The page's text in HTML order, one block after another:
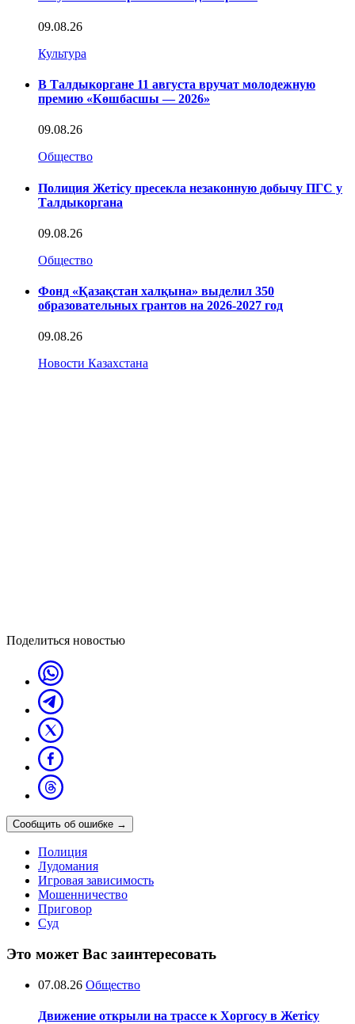
09.08.26
Культура
В Талдыкоргане 11 августа вручат молодежную
премию «Көшбасшы — 2026»
09.08.26
Общество
Полиция Жетісу пресекла незаконную добычу ПГС у
Талдыкоргана
09.08.26
Общество
Фонд «Қазақстан халқына» выделил 350
образовательных грантов на 2026-2027 год
09.08.26
Новости Казахстана
Поделиться новостью
Сообщить об ошибке →
Полиция
Лудомания
Игровая зависимость
Мошенничество
Приговор
Суд
Это может Вас заинтересовать
07.08.26 Общество
Движение открыли на трассе к Хоргосу в Жетісу